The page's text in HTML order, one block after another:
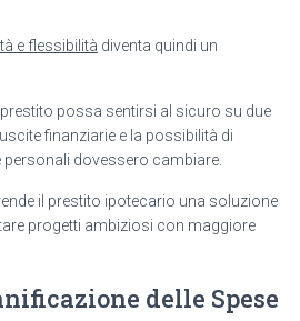
e flessibilità diventa quindi un
possa sentirsi al sicuro su due
finanziarie e la possibilità di
dovessero cambiare.
il prestito ipotecario una soluzione
progetti ambiziosi con maggiore
delle Spese